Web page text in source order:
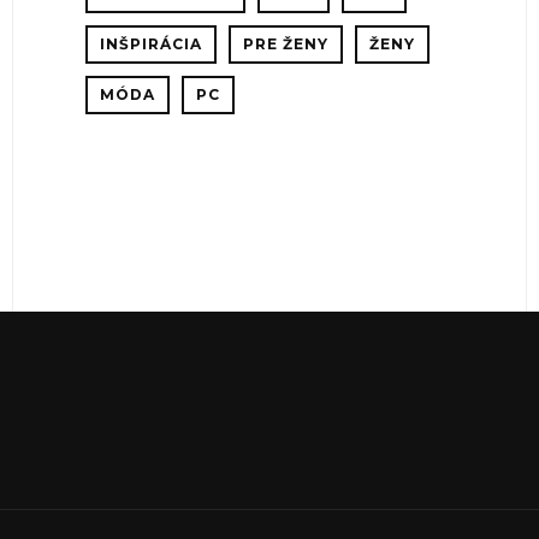
INŠPIRÁCIA PRE ŽENY ŽENY
MÓDA PC